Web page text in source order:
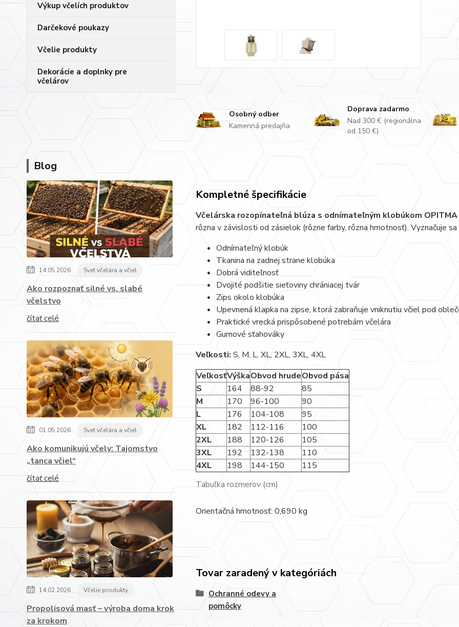
Výkup včelích produktov
Darčekové poukazy
Včelie produkty
Dekorácie a doplnky pre
včelárov
Blog
14.05.2026 Svet včelára a včiel
Ako rozpoznať silné vs. slabé
včelstvo
čítať celé
01.05.2026 Svet včelára a včiel
Ako komunikujú včely: Tajomstvo
„tanca včiel“
čítať celé
14.02.2026 Včelie produkty
Propolisová masť – výroba doma krok
za krokom
Osobný odber
Kamenná predajňa
Doprava zadarmo
Nad 300 € (regionálna
od 150 €)
Kompletné špecifikácie
Včelárska rozopínateľná blúza s odnímateľným klobúkom
rôzna v závislosti od zásielok (rôzne farby, rôzna hmotnosť). Vyznačuje
Odnímateľný klobúk
Tkanina na zadnej strane klobúka
Dobrá viditeľnosť
Dvojité podšitie sieťoviny chrániacej tvár
Zips okolo klobúka
Upevnená klapka na zipse, ktorá zabraňuje vniknutiu včiel pod
Praktické vrecká prispôsobené potrebám včelára
Gumové sťahováky
Veľkosti: S, M, L, XL, 2XL, 3XL, 4XL
VeľkosťVýškaObvod hrudeObvod pása
Tabuľka rozmerov (cm)
S 164 88-92
85
M
170 96-100
90
L
176 104-108
95
XL
182 112-116
100
2XL
188 120-126
105
3XL
192 132-138
110
4XL
198 144-150 115
Orientačná hmotnosť: 0,690 kg
Tovar zaradený v kategóriách
Ochranné odevy a
pomôcky